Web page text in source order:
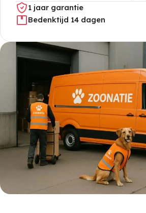
1 jaar garantie
Bedenktijd 14 dagen